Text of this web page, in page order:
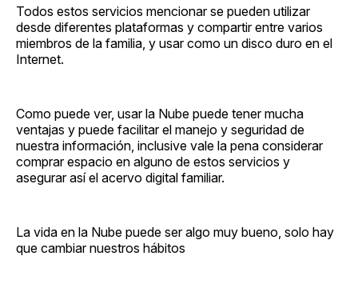
Todos estos servicios mencionar se pueden utilizar
desde diferentes plataformas y compartir entre varios
miembros de la familia, y usar como un disco duro en el
Internet.
Como puede ver, usar la Nube puede tener mucha
ventajas y puede facilitar el manejo y seguridad de
nuestra información, inclusive vale la pena considerar
comprar espacio en alguno de estos servicios y
asegurar así el acervo digital familiar.
La vida en la Nube puede ser algo muy bueno, solo hay
que cambiar nuestros hábitos